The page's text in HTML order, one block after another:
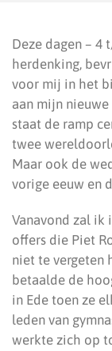
Deze dagen – 4
herdenking,
voor mij in het
aan mijn nieuwe
staat de ramp
twee
Maar ook de
vorige eeuw en
Vanavond zal ik
offers die Piet
niet te vergeten
betaalde de
in Ede toen ze
leden van
werkte zich op